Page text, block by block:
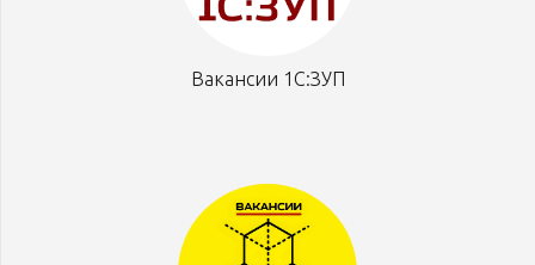
Вакансии 1С:ЗУП